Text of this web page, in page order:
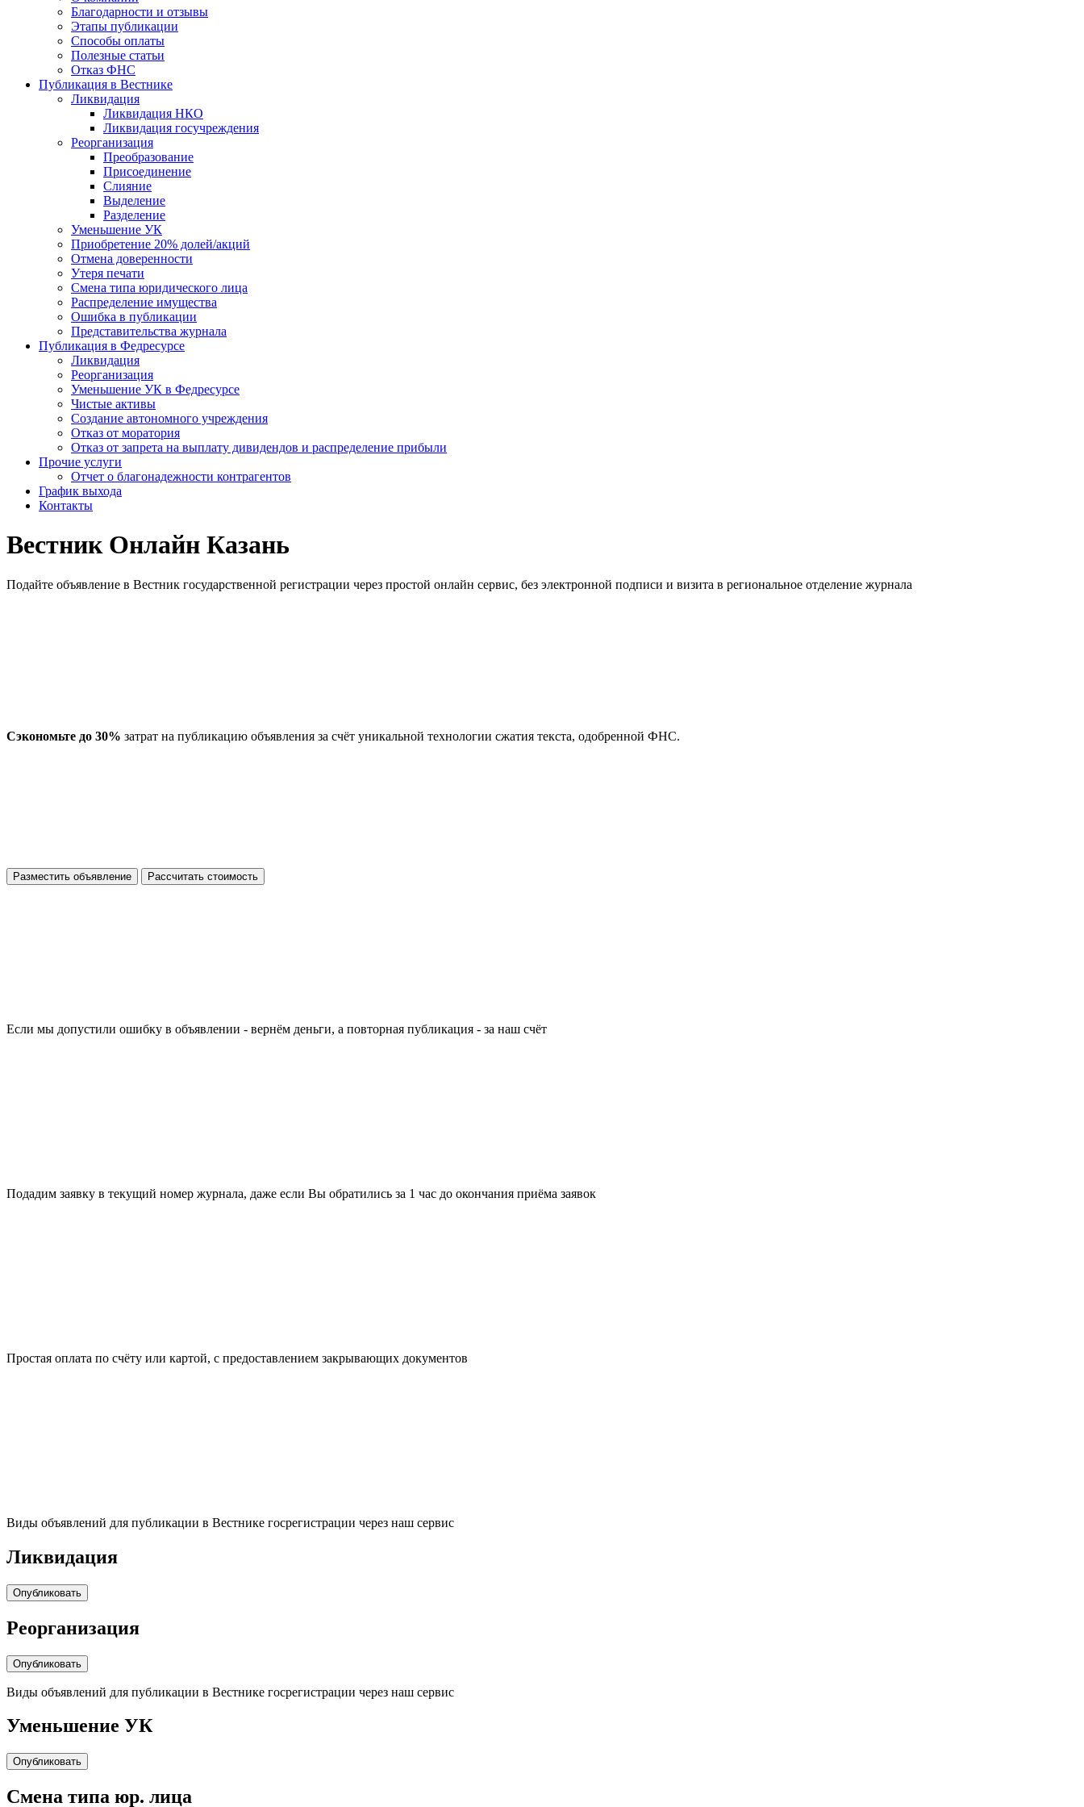
Благодарности и отзывы
Этапы публикации
Способы оплаты
Полезные статьи
Отказ ФНС
Публикация в Вестнике
Ликвидация
Ликвидация НКО
Ликвидация госучреждения
Реорганизация
Преобразование
Присоединение
Слияние
Выделение
Разделение
Уменьшение УК
Приобретение 20% долей/акций
Отмена доверенности
Утеря печати
Смена типа юридического лица
Распределение имущества
Ошибка в публикации
Представительства журнала
Публикация в Федресурсе
Ликвидация
Реорганизация
Уменьшение УК в Федресурсе
Чистые активы
Создание автономного учреждения
Отказ от моратория
Отказ от запрета на выплату дивидендов и распределение прибыли
Прочие услуги
Отчет о благонадежности контрагентов
График выхода
Контакты
Вестник Онлайн Казань
Подайте объявление в Вестник государственной регистрации через простой онлайн сервис, без электронной подписи и визита в региональное отделение журнала
Сэкономьте до 30% затрат на публикацию объявления за счёт уникальной технологии сжатия текста, одобренной ФНС.
Разместить объявление Рассчитать стоимость
Если мы допустили ошибку в объявлении - вернём деньги, а повторная публикация - за наш счёт
Подадим заявку в текущий номер журнала, даже если Вы обратились за 1 час до окончания приёма заявок
Простая оплата по счёту или картой, с предоставлением закрывающих документов
Виды объявлений для публикации в Вестнике госрегистрации через наш сервис
Ликвидация
Опубликовать
Реорганизация
Опубликовать
Виды объявлений для публикации в Вестнике госрегистрации через наш сервис
Уменьшение УК
Опубликовать
Cмена типа юр. лица